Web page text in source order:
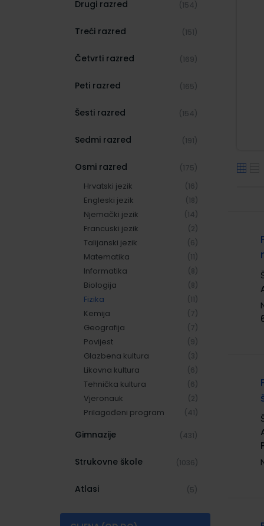
Drugi razred (154)
Treći razred (151)
Četvrti razred (169)
Peti razred (165)
Šesti razred (154)
Sedmi razred (191)
Osmi razred (175)
Hrvatski jezik (16)
Engleski jezik (18)
Njemački jezik (14)
Francuski jezik (2)
Talijanski jezik (6)
Matematika (11)
Informatika (8)
Biologija (8)
Fizika (11)
Kemija (7)
Geografija (7)
Povijest (9)
Glazbena kultura (3)
Likovna kultura (6)
Tehnička kultura (6)
Vjeronauk (2)
Prilagođeni program (41)
Gimnazije (431)
Strukovne škole (1036)
Atlasi (5)